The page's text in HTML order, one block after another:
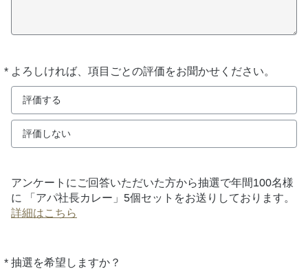
* よろしければ、項目ごとの評価をお聞かせください。
必
須
評価する
評価しない
アンケートにご回答いただいた方から抽選で年間100名様
に 「アパ社長カレー」5個セットをお送りしております。
詳細はこちら
* 抽選を希望しますか？
必